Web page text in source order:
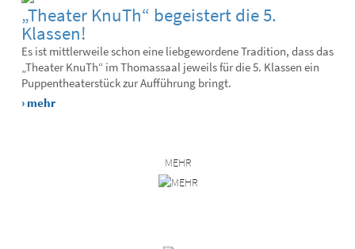
„Theater KnuTh“ begeistert die 5.
Klassen!
Es ist mittlerweile schon eine liebgewordene Tradition, dass das
„Theater KnuTh“ im Thomassaal jeweils für die 5. Klassen ein
Puppentheaterstück zur Aufführung bringt.
› mehr
MEHR